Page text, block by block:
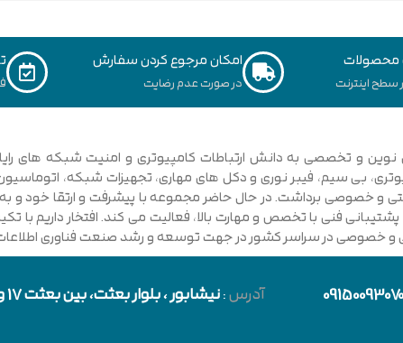
سطح اینترنت
امکان مرجوع کردن سفارش
در صورت عدم رضایت
فنی با تخصص و مهارت بالا، فعالیت می کند. افتخار داریم با
و خصوصی در سراسر کشور در جهت توسعه و رشد صنعت فناوری اطلاعات و
09150093070 آدرس:نیشابور، بلوار بعثت، بین بعثت 17 و 19 ، (حد فاصل بلوار شورا و خیابان دارایی)